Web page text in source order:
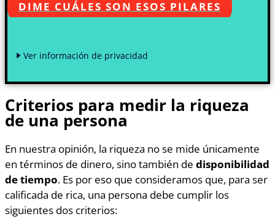
DIME CUÁLES SON ESOS PILARES
Ver información de privacidad
Criterios para medir la riqueza
de una persona
En nuestra opinión, la riqueza no se mide únicamente
en términos de dinero, sino también de disponibilidad
de tiempo. Es por eso que consideramos que, para ser
calificada de rica, una persona debe cumplir los
siguientes dos criterios: